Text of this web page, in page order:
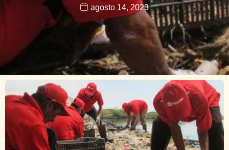
agosto 14, 2023